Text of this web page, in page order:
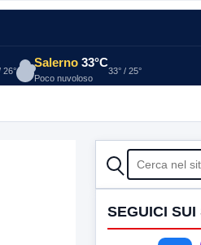
26°
Salerno 33°C
Poco nuvoloso
33° / 25°
CERCA
SEGUICI SUI